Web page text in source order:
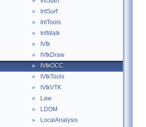
► IntSurf
► IntTools
► IntWalk
► IVtk
► IVtkDraw
► IVtkOCC
► IVtkTools
► IVtkVTK
► Law
► LDOM
► LocalAnalysis